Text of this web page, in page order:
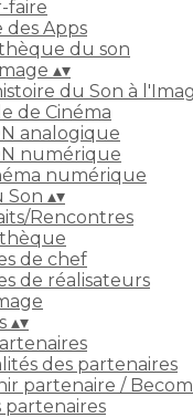
faire
des Apps
du son
▴▾
du Son à
de Cinéma
analogique
numérique
numérique
Son ▴▾
Rencontres
de chef
de réalisateurs
▴▾
des partenaires
partenaire /
partenaires